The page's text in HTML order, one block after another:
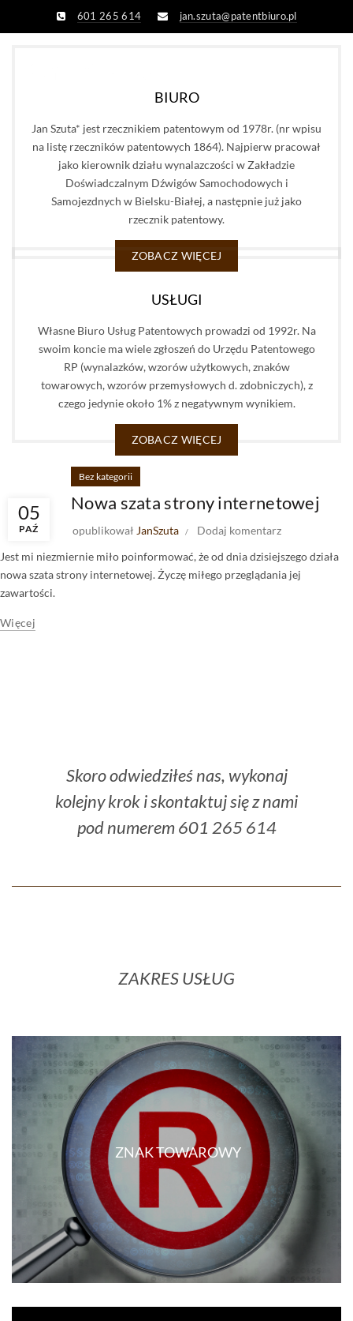
601 265 614 jan.szuta@patentbiuro.pl
BIURO
Jan Szuta* jest rzecznikiem patentowym od 1978r. (nr wpisu
na listę rzeczników patentowych 1864). Najpierw pracował
jako kierownik działu wynalazczości w Zakładzie
Doświadczalnym Dźwigów Samochodowych i
Samojezdnych w Bielsku-Białej, a następnie już jako
rzecznik patentowy.
ZOBACZ WIĘCEJ
USŁUGI
Własne Biuro Usług Patentowych prowadzi od 1992r. Na
swoim koncie ma wiele zgłoszeń do Urzędu Patentowego
RP (wynalazków, wzorów użytkowych, znaków
towarowych, wzorów przemysłowych d. zdobniczych), z
czego jedynie około 1% z negatywnym wynikiem.
ZOBACZ WIĘCEJ
05
PAŹ
Bez kategorii
Nowa szata strony internetowej
opublikował JanSzuta
Dodaj komentarz
Jest mi niezmiernie miło poinformować, że od dnia dzisiejszego działa
nowa szata strony internetowej. Życzę miłego przeglądania jej
zawartości.
Więcej
Skoro odwiedziłeś nas, wykonaj
kolejny krok i skontaktuj się z nami
pod numerem 601 265 614
ZAKRES USŁUG
ZNAK TOWAROWY